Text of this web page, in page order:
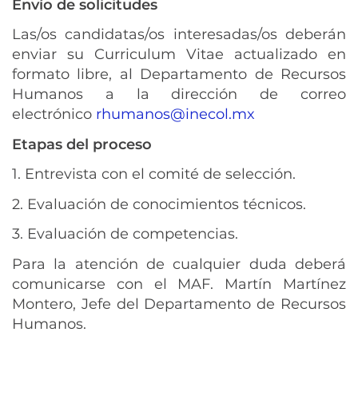
Envío de solicitudes
Las/os candidatas/os interesadas/os deberán
enviar su Curriculum Vitae actualizado en
formato libre, al Departamento de Recursos
Humanos a la dirección de correo
electrónico rhumanos@inecol.mx
Etapas del proceso
1. Entrevista con el comité de selección.
2. Evaluación de conocimientos técnicos.
3. Evaluación de competencias.
Para la atención de cualquier duda deberá
comunicarse con el MAF. Martín Martínez
Montero, Jefe del Departamento de Recursos
Humanos.